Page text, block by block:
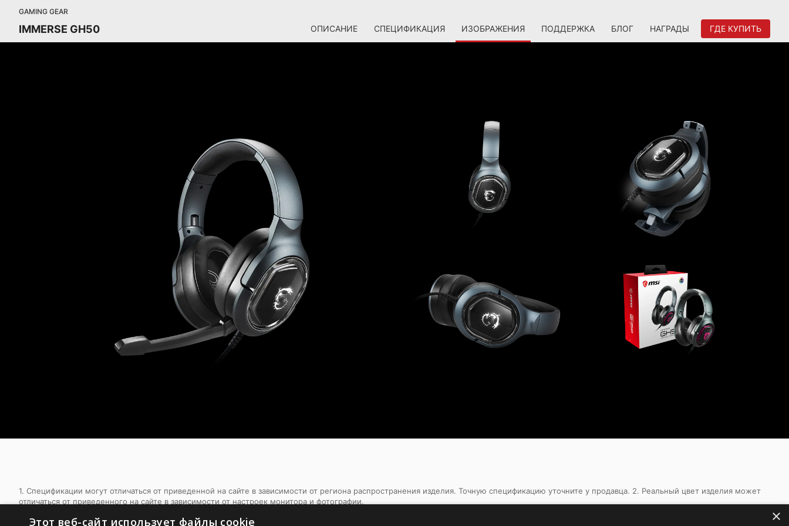
GAMING GEAR
IMMERSE GH50 ОПИСАНИЕ СПЕЦИФИКАЦИЯ ИЗОБРАЖЕНИЯ ПОДДЕРЖКА БЛОГ НАГРАДЫ ГДЕ КУПИТЬ
1. Спецификации могут отличаться от приведенной на сайте в зависимости от региона распространения изделия. Точную спецификацию уточните у продавца. 2. Реальный цвет изделия может
отличаться от приведенного на сайте в зависимости от настроек монитора и фотографии.
×
Этот веб-сайт использует файлы cookie